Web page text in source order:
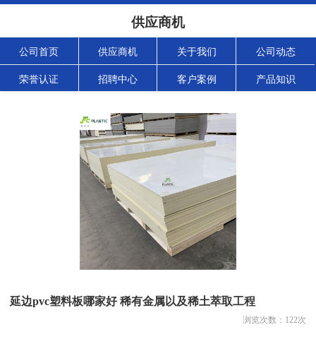
供应商机
公司首页 供应商机 关于我们 公司动态
荣誉认证 招聘中心 客户案例 产品知识
延边pvc塑料板哪家好 稀有金属以及稀土萃取工程
浏览次数： 122次